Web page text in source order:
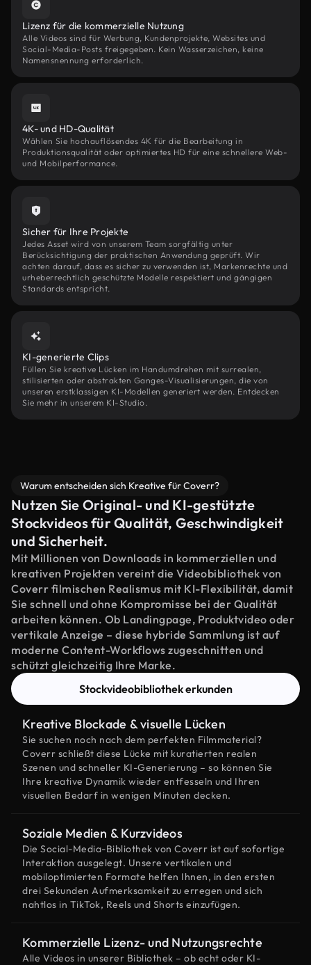
Lizenz für die kommerzielle Nutzung
Alle Videos sind für Werbung, Kundenprojekte, Websites und
Social-Media-Posts freigegeben. Kein Wasserzeichen, keine
Namensnennung erforderlich.
4K- und HD-Qualität
Wählen Sie hochauflösendes 4K für die Bearbeitung in
Produktionsqualität oder optimiertes HD für eine schnellere Web-
und Mobilperformance.
Sicher für Ihre Projekte
Jedes Asset wird von unserem Team sorgfältig unter
Berücksichtigung der praktischen Anwendung geprüft. Wir
achten darauf, dass es sicher zu verwenden ist, Markenrechte und
urheberrechtlich geschützte Modelle respektiert und gängigen
Standards entspricht.
KI-generierte Clips
Füllen Sie kreative Lücken im Handumdrehen mit surrealen,
stilisierten oder abstrakten Ganges-Visualisierungen, die von
unseren erstklassigen KI-Modellen generiert werden. Entdecken
Sie mehr in unserem KI-Studio.
Warum entscheiden sich Kreative für Coverr?
Nutzen Sie Original- und KI-gestützte
Stockvideos für Qualität, Geschwindigkeit
und Sicherheit.
Mit Millionen von Downloads in kommerziellen und
kreativen Projekten vereint die Videobibliothek von
Coverr filmischen Realismus mit KI-Flexibilität, damit
Sie schnell und ohne Kompromisse bei der Qualität
arbeiten können. Ob Landingpage, Produktvideo oder
vertikale Anzeige – diese hybride Sammlung ist auf
moderne Content-Workflows zugeschnitten und
schützt gleichzeitig Ihre Marke.
Stockvideobibliothek erkunden
Kreative Blockade & visuelle Lücken
Sie suchen noch nach dem perfekten Filmmaterial?
Coverr schließt diese Lücke mit kuratierten realen
Szenen und schneller KI-Generierung – so können Sie
Ihre kreative Dynamik wieder entfesseln und Ihren
visuellen Bedarf in wenigen Minuten decken.
Soziale Medien & Kurzvideos
Die Social-Media-Bibliothek von Coverr ist auf sofortige
Interaktion ausgelegt. Unsere vertikalen und
mobiloptimierten Formate helfen Ihnen, in den ersten
drei Sekunden Aufmerksamkeit zu erregen und sich
nahtlos in TikTok, Reels und Shorts einzufügen.
Kommerzielle Lizenz- und Nutzungsrechte
Alle Videos in unserer Bibliothek – ob echt oder KI-